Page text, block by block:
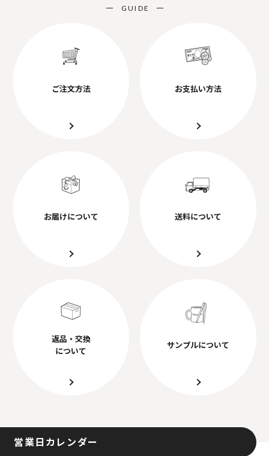
GUIDE
ご注文方法 お支払い方法
お届けについて 送料について
返品・交換
について
サンプルについて
営業日カレンダー